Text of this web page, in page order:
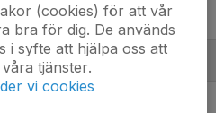
(cookies) för att vår
bra för dig. De används
i syfte att hjälpa oss att
tjänster.
vi cookies